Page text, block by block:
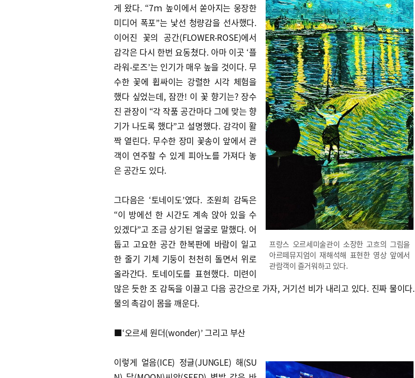
프랑스 오르세미술관이 소장한 고흐의 그림을
아르떼뮤지엄이 재해석해 표현한 영상 앞에서
관람객이 즐거워하고 있다.
게 왔다. “7ｍ 높이에서 쏟아지는 웅장한
미디어 폭포”는 낯선 청량감을 선사했다.
이어진 꽃의 공간(FLOWER-ROSE)에서
감각은 다시 한번 요동쳤다. 아마 이곳 ‘플
라워-로즈’는 인기가 매우 높을 것이다. 무
수한 꽃에 휩싸이는 강렬한 시각 체험을
했다 싶었는데, 잠깐! 이 꽃 향기는? 장수
진 관장이 “각 작품 공간마다 그에 맞는 향
기가 나도록 했다”고 설명했다. 감각이 활
짝 열린다. 무수한 장미 꽃송이 앞에서 관
객이 연주할 수 있게 피아노를 가져다 놓
은 공간도 있다.
그다음은 ‘토네이도’였다. 조원희 감독은
“이 방에선 한 시간도 계속 앉아 있을 수
있겠다”고 조금 상기된 얼굴로 말했다. 어
둡고 고요한 공간 한복판에 바람이 일고
한 줄기 기체 기둥이 천천히 돌면서 위로
올라간다. 토네이도를 표현했다. 미련이
많은 듯한 조 감독을 이끌고 다음 공간으로 가자, 거기선 비가 내리고 있다. 진짜 물이다.
물의 촉감이 몸을 깨운다.
■‘오르세 원더(wonder)’ 그리고 부산
이렇게 얼음(ICE) 정글(JUNGLE) 해(SU